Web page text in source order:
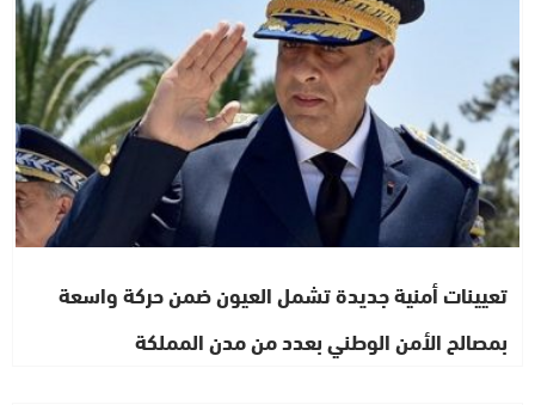
تعيينات أمنية جديدة تشمل العيون ضمن حركة واسعة
بمصالح الأمن الوطني بعدد من مدن المملكة